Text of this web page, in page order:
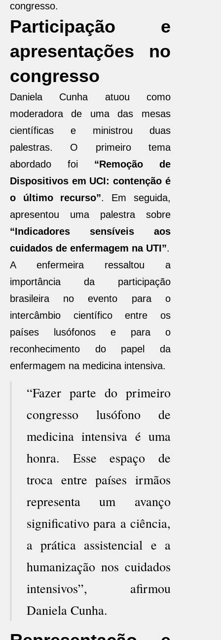
congresso.
Participação e
apresentações no
congresso
Daniela Cunha atuou como
moderadora de uma das mesas
científicas e ministrou duas
palestras. O primeiro tema
abordado foi “Remoção de
Dispositivos em UCI: contenção é
o último recurso”. Em seguida,
apresentou uma palestra sobre
“Indicadores sensíveis aos
cuidados de enfermagem na UTI”.
A enfermeira ressaltou a
importância da participação
brasileira no evento para o
intercâmbio científico entre os
países lusófonos e para o
reconhecimento do papel da
enfermagem na medicina intensiva.
“Fazer parte do primeiro
congresso lusófono de
medicina intensiva é uma
honra. Esse espaço de
troca entre países irmãos
representa um avanço
significativo para a ciência,
a prática assistencial e a
humanização nos cuidados
intensivos”, afirmou
Daniela Cunha.